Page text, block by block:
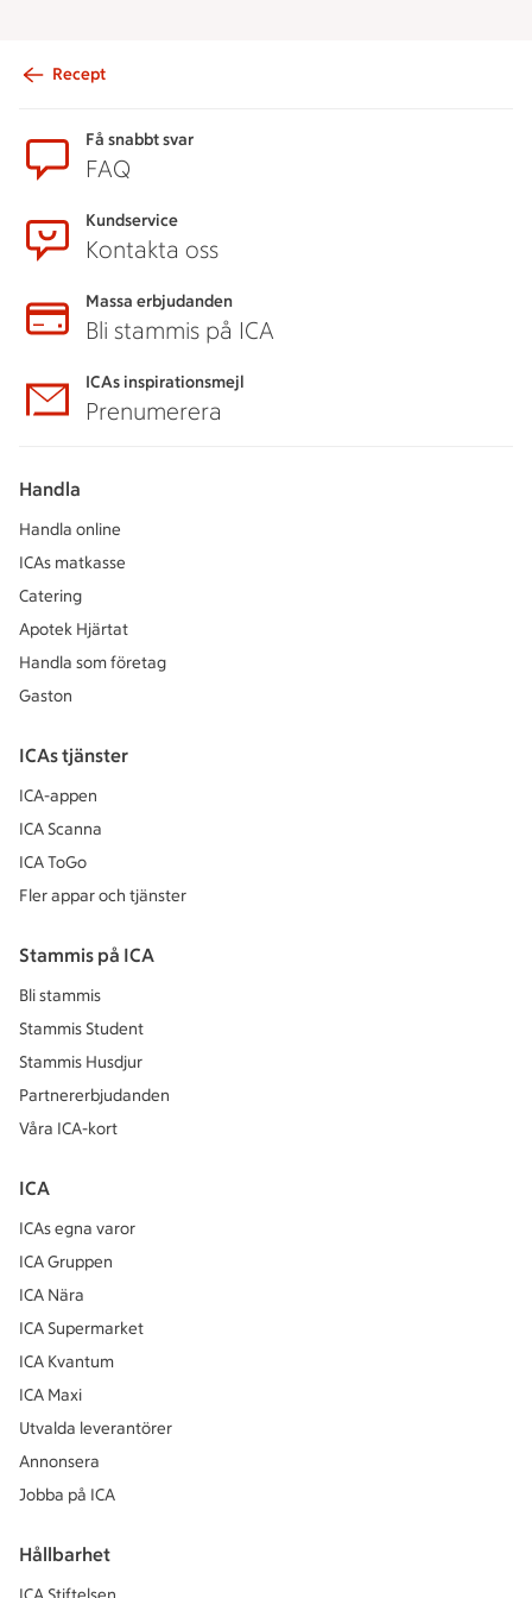
Recept
Få snabbt svar
FAQ
Kundservice
Kontakta oss
Massa erbjudanden
Bli stammis på ICA
ICAs inspirationsmejl
Prenumerera
Handla
Handla online
ICAs matkasse
Catering
Apotek Hjärtat
Handla som företag
Gaston
ICAs tjänster
ICA-appen
ICA Scanna
ICA ToGo
Fler appar och tjänster
Stammis på ICA
Bli stammis
Stammis Student
Stammis Husdjur
Partnererbjudanden
Våra ICA-kort
ICA
ICAs egna varor
ICA Gruppen
ICA Nära
ICA Supermarket
ICA Kvantum
ICA Maxi
Utvalda leverantörer
Annonsera
Jobba på ICA
Hållbarhet